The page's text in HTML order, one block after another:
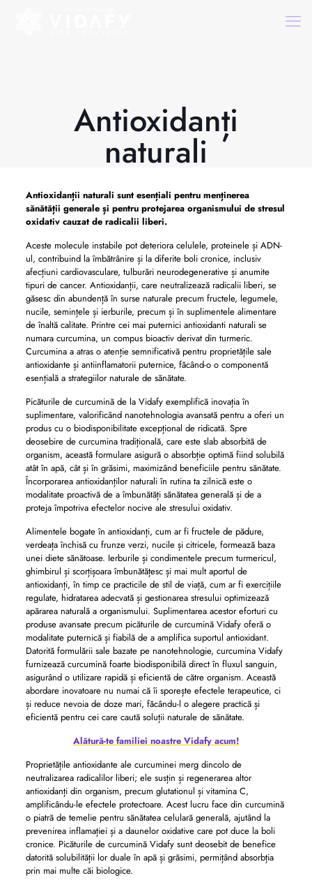
Antioxidanți
naturali
Antioxidanții naturali sunt esențiali pentru menținerea
sănătății generale și pentru protejarea organismului de stresul
oxidativ cauzat de radicalii liberi.
Aceste molecule instabile pot deteriora celulele, proteinele și ADN-
ul, contribuind la îmbătrânire și la diferite boli cronice, inclusiv
afecțiuni cardiovasculare, tulburări neurodegenerative și anumite
tipuri de cancer. Antioxidanții, care neutralizează radicalii liberi, se
găsesc din abundență în surse naturale precum fructele, legumele,
nucile, semințele și ierburile, precum și în suplimentele alimentare
de înaltă calitate. Printre cei mai puternici antioxidanti naturali se
numara curcumina, un compus bioactiv derivat din turmeric.
Curcumina a atras o atenție semnificativă pentru proprietățile sale
antioxidante și antiinflamatorii puternice, făcând-o o componentă
esențială a strategiilor naturale de sănătate.
Picăturile de curcumină de la Vidafy exemplifică inovația în
suplimentare, valorificând nanotehnologia avansată pentru a oferi un
produs cu o biodisponibilitate excepțional de ridicată. Spre
deosebire de curcumina tradițională, care este slab absorbită de
organism, această formulare asigură o absorbție optimă fiind solubilă
atât în ​​apă, cât și în grăsimi, maximizând beneficiile pentru sănătate.
Încorporarea antioxidanților naturali în rutina ta zilnică este o
modalitate proactivă de a îmbunătăți sănătatea generală și de a
proteja împotriva efectelor nocive ale stresului oxidativ.
Alimentele bogate în antioxidanți, cum ar fi fructele de pădure,
verdeața închisă cu frunze verzi, nucile și citricele, formează baza
unei diete sănătoase. Ierburile și condimentele precum turmericul,
ghimbirul și scorțișoara îmbunătățesc și mai mult aportul de
antioxidanți, în timp ce practicile de stil de viață, cum ar fi exercițiile
regulate, hidratarea adecvată și gestionarea stresului optimizează
apărarea naturală a organismului. Suplimentarea acestor eforturi cu
produse avansate precum picăturile de curcumină Vidafy oferă o
modalitate puternică și fiabilă de a amplifica suportul antioxidant.
Datorită formulării sale bazate pe nanotehnologie, curcumina Vidafy
furnizează curcumină foarte biodisponibilă direct în fluxul sanguin,
asigurând o utilizare rapidă și eficientă de către organism. Această
abordare inovatoare nu numai că îi sporește efectele terapeutice, ci
și reduce nevoia de doze mari, făcându-l o alegere practică și
eficientă pentru cei care caută soluții naturale de sănătate.
Alătură-te familiei noastre Vidafy acum!
Proprietățile antioxidante ale curcuminei merg dincolo de
neutralizarea radicalilor liberi; ele susțin și regenerarea altor
antioxidanți din organism, precum glutationul și vitamina C,
amplificându-le efectele protectoare. Acest lucru face din curcumină
o piatră de temelie pentru sănătatea celulară generală, ajutând la
prevenirea inflamației și a daunelor oxidative care pot duce la boli
cronice. Picăturile de curcumină Vidafy sunt deosebit de benefice
datorită solubilității lor duale în apă și grăsimi, permițând absorbția
prin mai multe căi biologice.